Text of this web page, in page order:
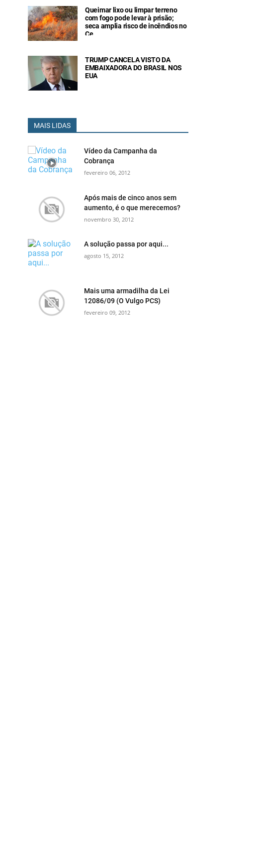
Queimar lixo ou limpar terreno
com fogo pode levar à prisão;
seca amplia risco de incêndios no
Ce
TRUMP CANCELA VISTO DA
EMBAIXADORA DO BRASIL NOS
EUA
MAIS LIDAS
Vídeo da Campanha da
Cobrança
fevereiro 06, 2012
Após mais de cinco anos sem
aumento, é o que merecemos?
novembro 30, 2012
A solução passa por aqui...
agosto 15, 2012
Mais uma armadilha da Lei
12086/09 (O Vulgo PCS)
fevereiro 09, 2012